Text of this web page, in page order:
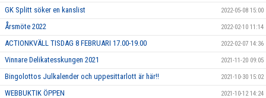
GK Splitt söker en kanslist 2022-05-08 15:00
Årsmöte 2022 2022-02-10 11:14
ACTIONKVÄLL TISDAG 8 FEBRUARI 17.00-19.00 2022-02-07 14:36
Vinnare Delikatesskungen 2021 2021-11-20 09:05
Bingolottos Julkalender och uppesittarlott är här!! 2021-10-30 15:02
WEBBUKTIK ÖPPEN 2021-10-12 14:24